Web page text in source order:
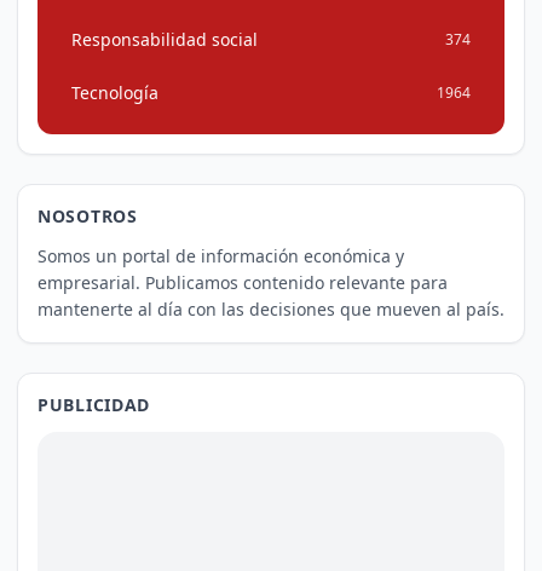
Responsabilidad social 374
Tecnología 1964
NOSOTROS
Somos un portal de información económica y
empresarial. Publicamos contenido relevante para
mantenerte al día con las decisiones que mueven al país.
PUBLICIDAD